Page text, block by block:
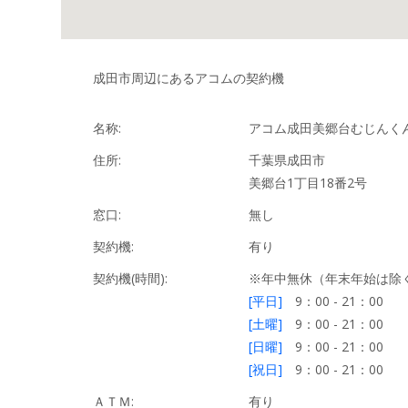
成田市周辺にあるアコムの契約機
名称:
アコム成田美郷台むじんく
住所:
千葉県成田市
美郷台1丁目18番2号
窓口:
無し
契約機:
有り
契約機(時間):
※年中無休（年末年始は除
[平日] 9：00 - 21：00
[土曜] 9：00 - 21：00
[日曜] 9：00 - 21：00
[祝日] 9：00 - 21：00
ＡＴＭ:
有り